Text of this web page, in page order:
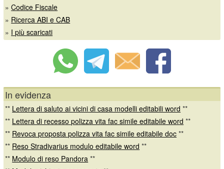
»Codice Fiscale
» Ricerca ABI e CAB
» I più scaricati
In evidenza
** Lettera di saluto ai vicini di casa modelli editabili word **
** Lettera di recesso polizza vita fac simile editabile word **
** Revoca proposta polizza vita fac simile editabile doc **
** Reso Stradivarius modulo editabile word **
** Modulo di reso Pandora **